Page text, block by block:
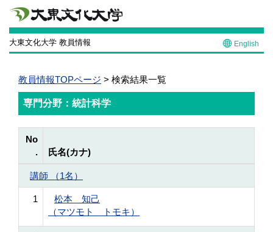
大東文化大学 教員情報 English
教員情報TOPページ > 検索結果一覧
専門分野：統計科学
No
.
氏名(カナ)
講師 （1名）
1
松本 知己
（マツモト トモキ）